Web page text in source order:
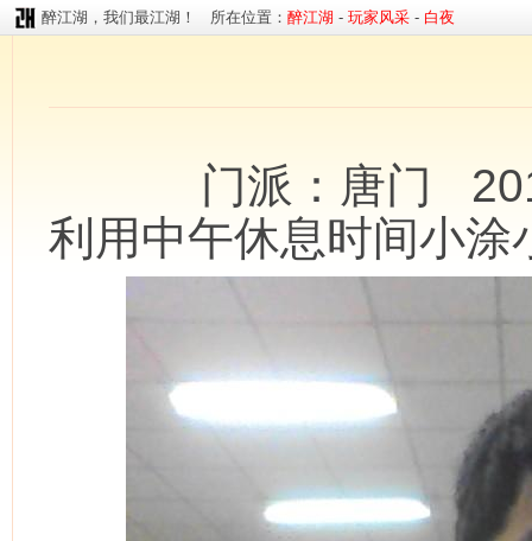
醉江湖，我们最江湖！ 所在位置： 醉江湖 - 玩家风采 - 白夜
门派：唐门
利用中午休息时间小涂